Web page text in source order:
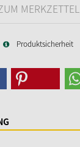
MERKZETTEL
Produktsicherheit